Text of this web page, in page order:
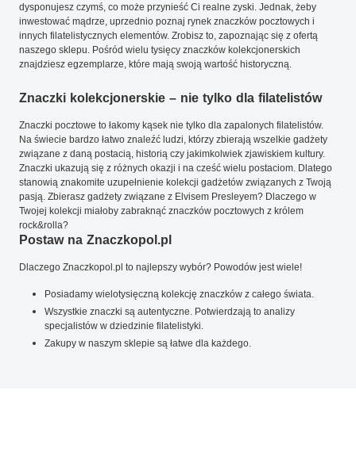
dysponujesz czymś, co może przynieść Ci realne zyski. Jednak, żeby
inwestować mądrze, uprzednio poznaj rynek znaczków pocztowych i
innych filatelistycznych elementów. Zrobisz to, zapoznając się z ofertą
naszego sklepu. Pośród wielu tysięcy znaczków kolekcjonerskich
znajdziesz egzemplarze, które mają swoją wartość historyczną.
Znaczki kolekcjonerskie – nie tylko dla filatelistów
Znaczki pocztowe to łakomy kąsek nie tylko dla zapalonych filatelistów.
Na świecie bardzo łatwo znaleźć ludzi, którzy zbierają wszelkie gadżety
związane z daną postacią, historią czy jakimkolwiek zjawiskiem kultury.
Znaczki ukazują się z różnych okazji i na cześć wielu postaciom. Dlatego
stanowią znakomite uzupełnienie kolekcji gadżetów związanych z Twoją
pasją. Zbierasz gadżety związane z Elvisem Presleyem? Dlaczego w
Twojej kolekcji miałoby zabraknąć znaczków pocztowych z królem
rock&rolla?
Postaw na Znaczkopol.pl
Dlaczego Znaczkopol.pl to najlepszy wybór? Powodów jest wiele!
Posiadamy wielotysięczną kolekcję znaczków z całego świata.
Wszystkie znaczki są autentyczne. Potwierdzają to analizy
specjalistów w dziedzinie filatelistyki.
Zakupy w naszym sklepie są łatwe dla każdego.